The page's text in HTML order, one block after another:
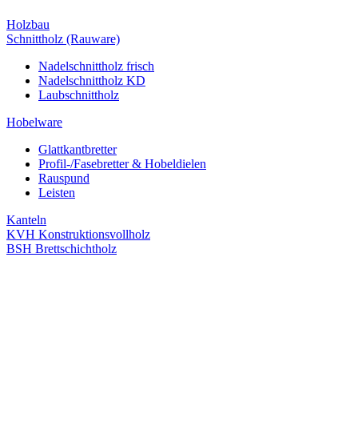
Holzbau
Schnittholz (Rauware)
Nadelschnittholz frisch
Nadelschnittholz KD
Laubschnittholz
Hobelware
Glattkantbretter
Profil-/Fasebretter & Hobeldielen
Rauspund
Leisten
Kanteln
KVH Konstruktionsvollholz
BSH Brettschichtholz